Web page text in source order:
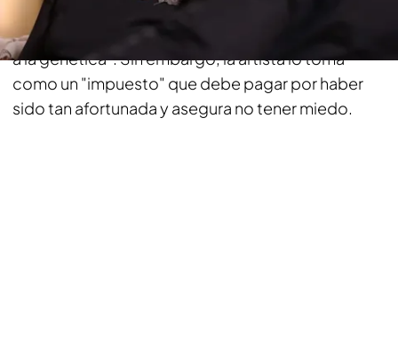
Luz Casal ha sufrido cáncer en dos ocasiones, "y
tiene todas las papeletas para que vuelva debido
a la genética". Sin embargo, la artista lo toma
como un "impuesto" que debe pagar por haber
sido tan afortunada y asegura no tener miedo.